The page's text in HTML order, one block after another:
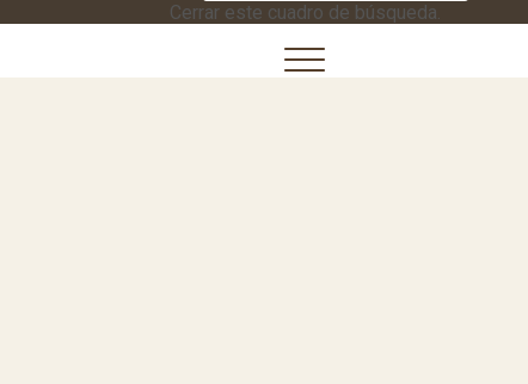
Cerrar este cuadro de búsqueda.